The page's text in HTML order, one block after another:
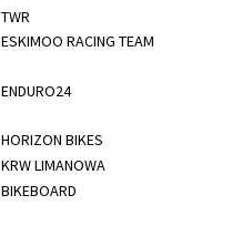
TWR
ESKIMOO RACING TEAM
ENDURO24
HORIZON BIKES
KRW LIMANOWA
BIKEBOARD